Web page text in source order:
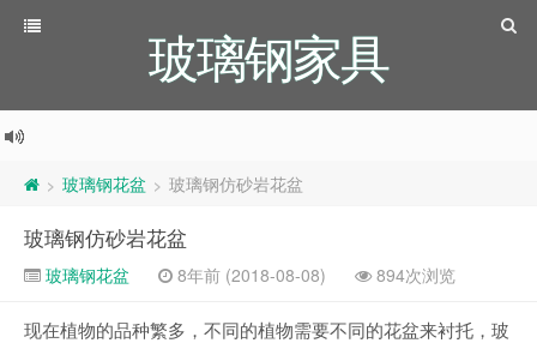
玻璃钢家具
> 玻璃钢花盆 > 玻璃钢仿砂岩花盆
玻璃钢仿砂岩花盆
玻璃钢花盆 8年前 (2018-08-08) 894次浏览
现在植物的品种繁多，不同的植物需要不同的花盆来衬托，玻